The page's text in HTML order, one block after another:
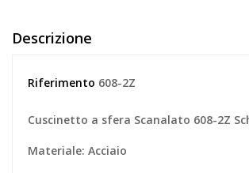
Descrizione
Riferimento 608-2Z
Cuscinetto a sfera Scanalato 608-2Z
Materiale: Acciaio